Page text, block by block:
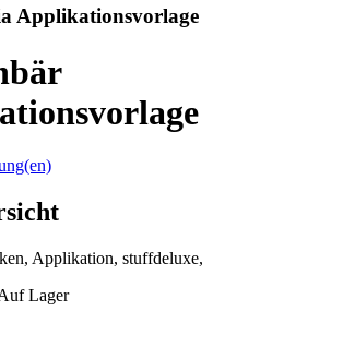
Applikationsvorlage
Applikation, stuffdeluxe,
Lager